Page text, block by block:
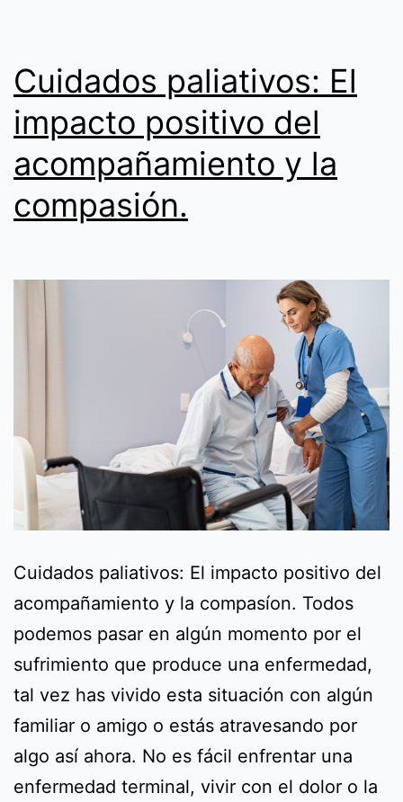
en
plenitud
Cuidados paliativos: El
impacto positivo del
acompañamiento y la
compasión.
Cuidados paliativos: El impacto positivo del
acompañamiento y la compasíon. Todos
podemos pasar en algún momento por el
sufrimiento que produce una enfermedad,
tal vez has vivido esta situación con algún
familiar o amigo o estás atravesando por
algo así ahora. No es fácil enfrentar una
enfermedad terminal, vivir con el dolor o la